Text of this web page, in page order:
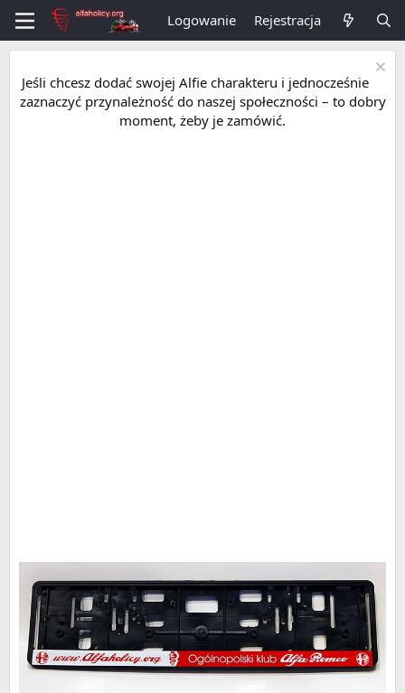
Logowanie Rejestracja
Jeśli chcesz dodać swojej Alfie charakteru i jednocześnie
zaznaczyć przynależność do naszej społeczności – to dobry
moment, żeby je zamówić.